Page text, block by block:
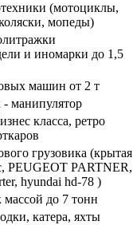
(мотоциклы,
мопеды)
и иномарки до 1,5
машин от 2 т
- манипулятор
класса, ретро
грузовика (крытая
PEUGEOT PARTNER,
hyundai hd-78 )
массой до 7 тонн
катера, яхты